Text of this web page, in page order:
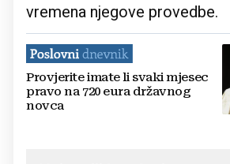
vremena njegove provedbe.
Provjerite imate li svaki mjesec
pravo na 720 eura državnog
novca